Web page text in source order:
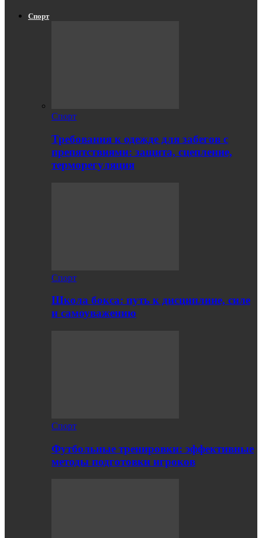
Спорт
Спорт
Требования к одежде для забегов с
препятствиями: защита, сцепление,
терморегуляция
Спорт
Школа бокса: путь к дисциплине, силе
и самоуважению
Спорт
Футбольные тренировки: эффективные
методы подготовки игроков